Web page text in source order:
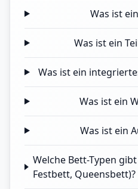
Was ist
Was ist ein
Was ist ein
Was ist ein
Was ist ein
Welche Bett-Typen
Festbett, Queensbett)?